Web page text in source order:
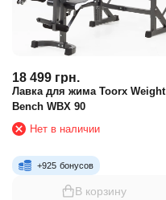
18 499 грн.
Лавка для жима Toorx Weight
Bench WBX 90
Нет в наличии
+925 бонусов
В корзину